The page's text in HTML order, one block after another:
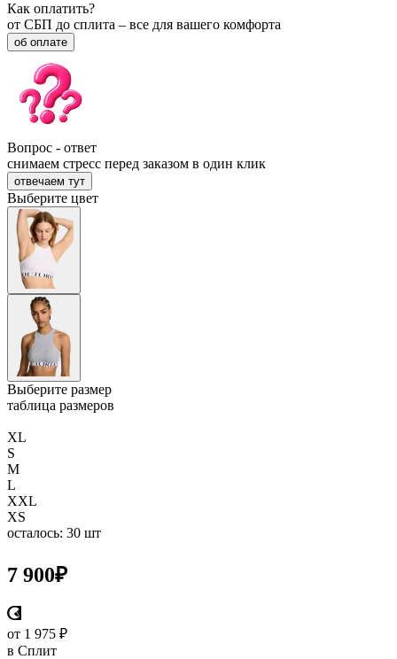
Как оплатить?
от СБП до сплита – все для вашего комфорта
об оплате
Вопрос - ответ
снимаем стресс перед заказом в один клик
отвечаем тут
Выберите цвет
Выберите размер
таблица размеров
XL
S
M
L
XXL
XS
осталось: 30 шт
7 900₽
от 1 975 ₽
в Сплит